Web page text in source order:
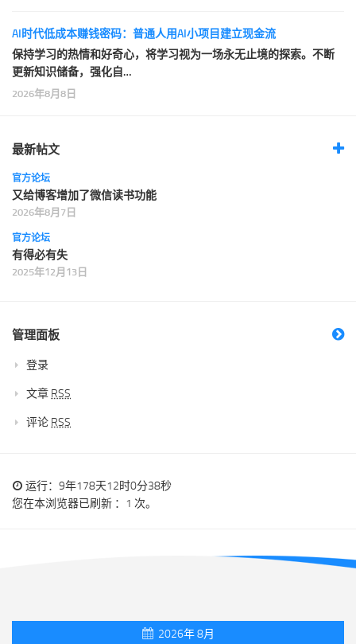
AI时代低成本赚钱密码：普通人用AI小项目建立现金流
保持学习的热情和好奇心，将学习视为一场永无止境的探索。不断
更新知识储备，强化自…
2026年8月8日
最新帖文
官方论坛
又给博客增加了微信读书功能
2026年8月7日
官方论坛
有得必有失
2025年12月13日
管理面板
登录
文章 RSS
评论 RSS
运行：9年178天12时0分38秒
您在本浏览器已刷新 ：1 次。
2026年 8月